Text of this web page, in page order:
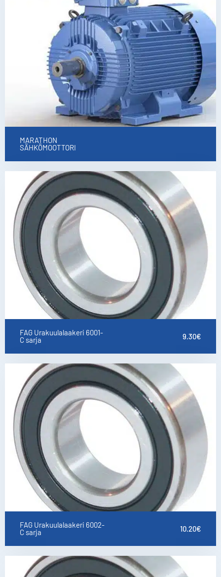
MARATHON
SÄHKÖMOOTTORI
FAG Urakuulalaakeri 6001-
C sarja
9.30€
FAG Urakuulalaakeri 6002-
C sarja
10.20€